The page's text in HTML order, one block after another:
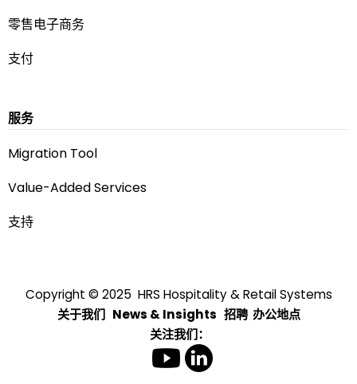
零售电子商务
支付
服务
Migration Tool
Value-Added Services
支持
Copyright © 2025 HRS Hospitality & Retail Systems
关于我们 News & Insights 招聘 办公地点
关注我们：